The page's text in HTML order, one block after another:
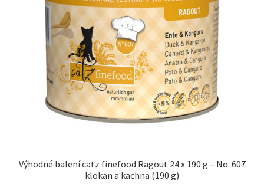
Výhodné balení catz finefood Ragout 24 x 190 g – No. 607
klokan a kachna (190 g)